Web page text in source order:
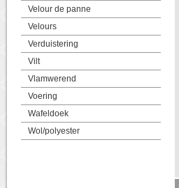
Velour de panne
Velours
Verduistering
Vilt
Vlamwerend
Voering
Wafeldoek
Wol/polyester